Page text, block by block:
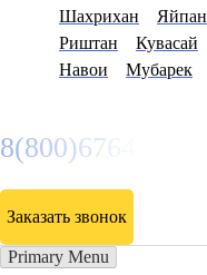
Шахрихан
Яйпан
Риштан
Кувасай
Навои
Мубарек
8(800)6764935
Заказать звонок
Primary Menu